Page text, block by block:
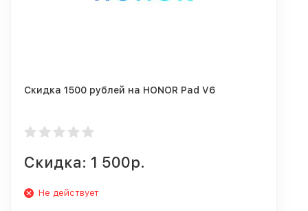
Скидка 1500 рублей на HONOR Pad V6
Скидка: 1 500р.
Не действует